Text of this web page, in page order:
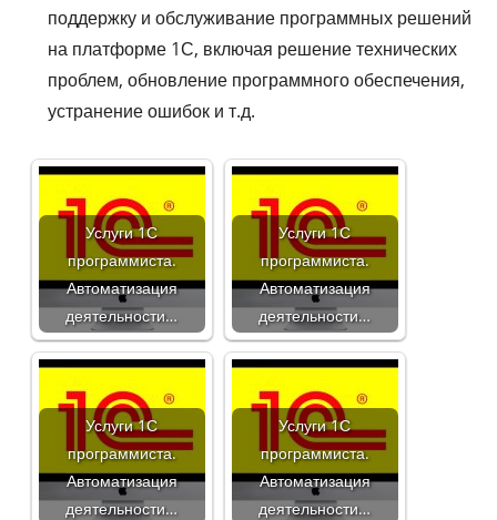
поддержку и обслуживание программных решений
на платформе 1С, включая решение технических
проблем, обновление программного обеспечения,
устранение ошибок и т.д.
Услуги 1С
программиста.
Автоматизация
деятельности…
Услуги 1С
программиста.
Автоматизация
деятельности…
Услуги 1С
программиста.
Автоматизация
деятельности…
Услуги 1С
программиста.
Автоматизация
деятельности…